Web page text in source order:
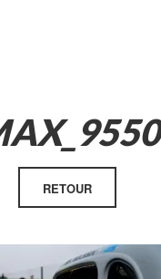
RETOUR